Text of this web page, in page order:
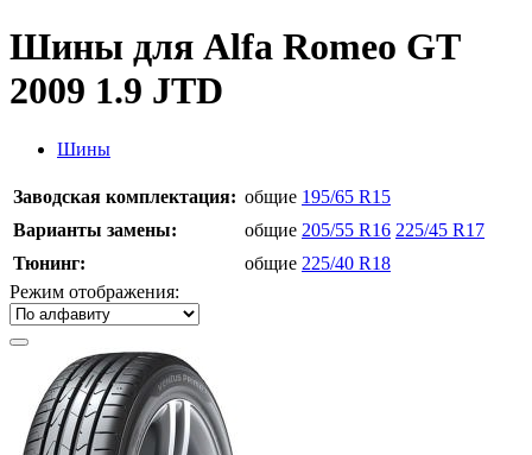
Шины для Alfa Romeo GT
2009 1.9 JTD
Шины
Заводская комплектация: общие 195/65 R15
Варианты замены:
общие 205/55 R16 225/45 R17
Тюнинг:
общие 225/40 R18
Режим отображения: